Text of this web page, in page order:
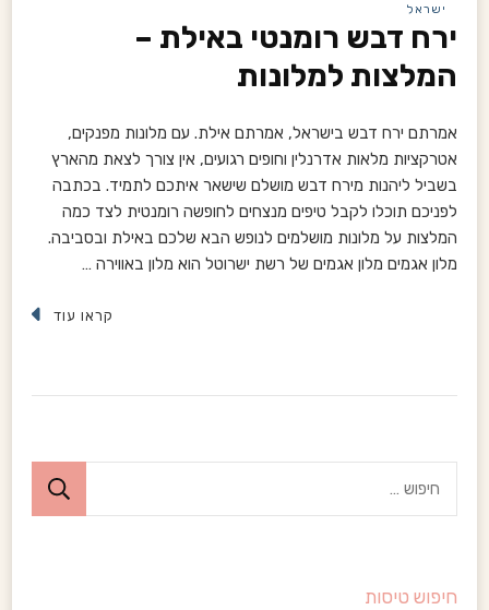
ישראל
ירח דבש רומנטי באילת –
המלצות למלונות
אמרתם ירח דבש בישראל, אמרתם אילת. עם מלונות מפנקים,
אטרקציות מלאות אדרנלין וחופים רגועים, אין צורך לצאת מהארץ
בשביל ליהנות מירח דבש מושלם שישאר איתכם לתמיד. בכתבה
לפניכם תוכלו לקבל טיפים מנצחים לחופשה רומנטית לצד כמה
המלצות על מלונות מושלמים לנופש הבא שלכם באילת ובסביבה.
מלון אגמים מלון אגמים של רשת ישרוטל הוא מלון באווירה …
קראו עוד
ש
חיפוש טיסות